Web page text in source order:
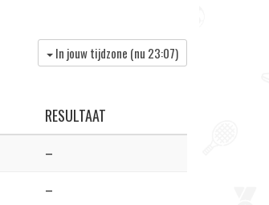
In jouw tijdzone (nu 23:07)
RESULTAAT
–
–